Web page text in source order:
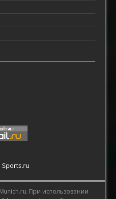
Sports.ru
При использовании